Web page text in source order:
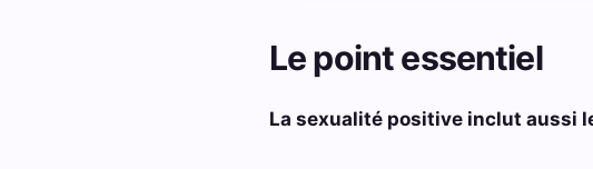
Le point essentiel
La sexualité positive inclut aussi